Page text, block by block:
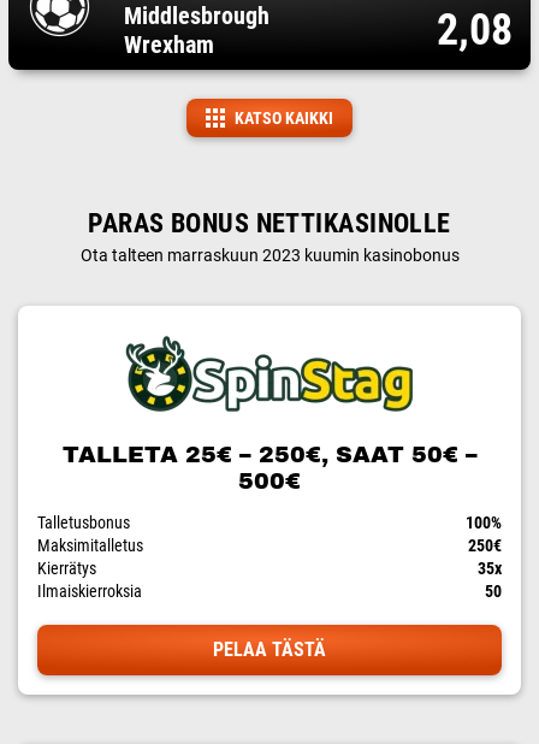
Middlesbrough
Wrexham
2,08
KATSO KAIKKI
PARAS BONUS NETTIKASINOLLE
Ota talteen marraskuun 2023 kuumin kasinobonus
TALLETA 25€ – 250€, SAAT 50€ –
500€
Talletusbonus
100%
Maksimitalletus
250€
Kierrätys
35x
Ilmaiskierroksia
50
PELAA TÄSTÄ